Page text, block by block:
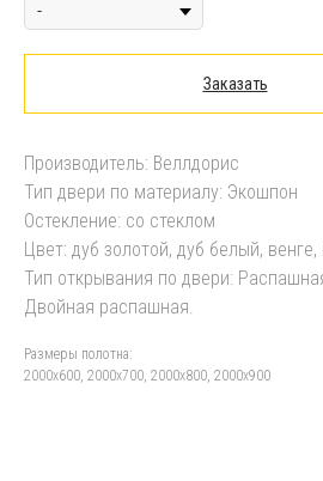
Заказать
Производитель: Веллдорис
Тип двери по материалу: Экошпон
Остекление: со стеклом
Цвет: дуб золотой, дуб белый, венге,
Тип открывания по двери:
Двойная распашная.
Размеры полотна:
2000х600, 2000х700, 2000х800, 2000х900